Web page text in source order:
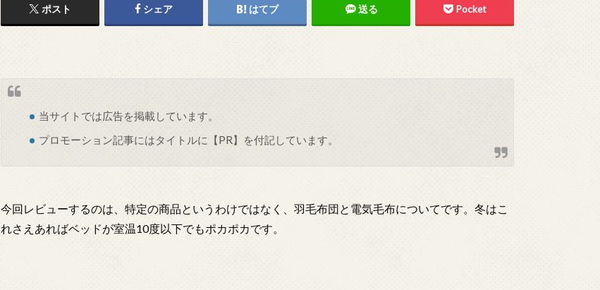
ポスト シェア はてブ 送る Pocket
当サイトでは広告を掲載しています。
プロモーション記事にはタイトルに【PR】を付記しています。
今回レビューするのは、特定の商品というわけではなく、羽毛布団と電気毛布についてです。冬はこ
れさえあればベッドが室温10度以下でもポカポカです。